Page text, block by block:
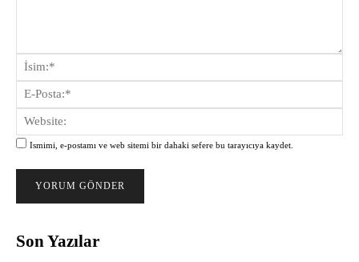
Yorum:
Ismimi, e-postamı ve web sitemi bir dahaki sefere bu tarayıcıya kaydet.
Son Yazılar